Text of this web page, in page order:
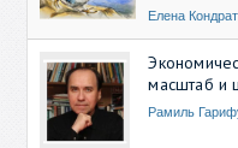
Елена
масштаб и
Рамиль